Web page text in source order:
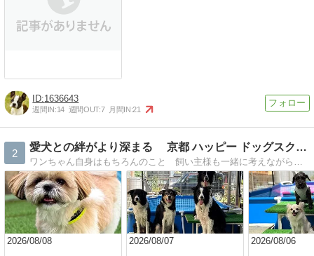
1636643
週間IN:14 週間OUT:7 月間IN:21
2
愛犬との絆がより深まる 京都 ハッピー ドッグスクール
2026/08/08 2026/08/07 2026/08/06